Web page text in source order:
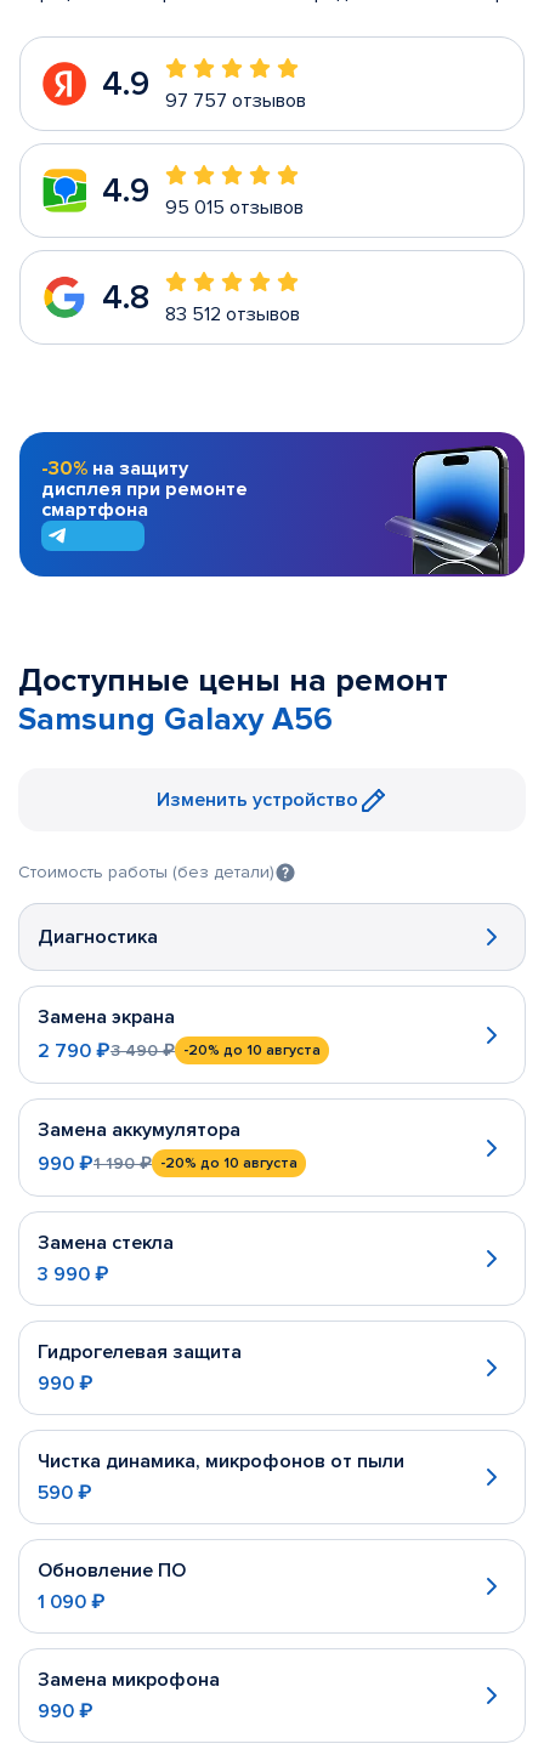
4.9 97 757 отзывов
4.9 95 015 отзывов
4.8 83 512 отзывов
-30% на защиту
дисплея при ремонте
смартфона
Доступные цены на ремонт
Samsung Galaxy A56
Изменить устройство
Стоимость работы (без детали)
Диагностика
Замена экрана
2 790 ₽3 490 ₽ -20% до 10 августа
Замена аккумулятора
990 ₽1 190 ₽ -20% до 10 августа
Замена стекла
3 990 ₽
Гидрогелевая защита
990 ₽
Чистка динамика, микрофонов от пыли
590 ₽
Обновление ПО
1 090 ₽
Замена микрофона
990 ₽